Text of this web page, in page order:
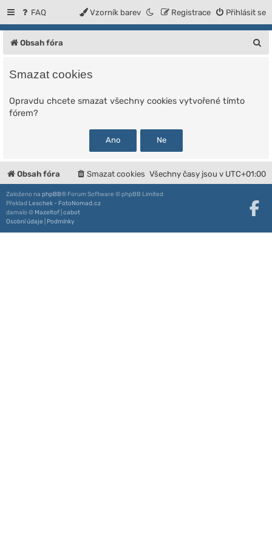
FAQ Přihlásit se
Registrace
Vzorník barev
Obsah fóra
Smazat cookies
Opravdu chcete smazat všechny cookies vytvořené tímto
fórem?
Obsah fóra Všechny časy jsou v UTC+01:00
Smazat cookies
Založeno na phpBB® Forum Software © phpBB Limited
Překlad Leschek - FotoNomad.cz
damaïo © Mazeltof cabot
Osobní údaje
Podmínky